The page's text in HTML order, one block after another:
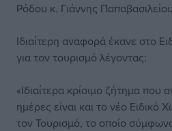
Ρόδου κ. Γιάννης
Ιδιαίτερη αναφορά έκανε στο
για τον τουρισμό λέγοντας:
«Ιδιαίτερα κρίσιμο ζήτημα που
ημέρες είναι και το νέο Ειδικό
τον Τουρισμό, το οποίο